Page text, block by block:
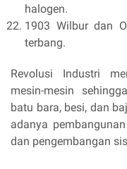
halogen.
1903 Wilbur dan
terbang.
Revolusi Industri
mesin-mesin
batu bara, besi, dan
adanya
dan pengembangan